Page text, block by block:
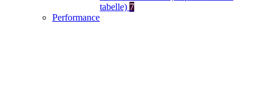
tabelle) 7
Performance